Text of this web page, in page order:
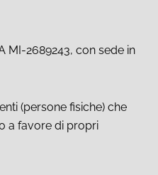
MI-2689243, con sede in
(persone fisiche) che
a favore di propri